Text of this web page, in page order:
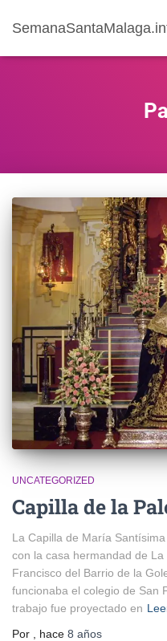
UNCATEGORIZED
Capilla de la
La Capilla de María
con la casa hermandad de
Francisco del Barrio de la
funcionaba el colegio de San
trabajo fue proyectado en
Por
, hace 8 años